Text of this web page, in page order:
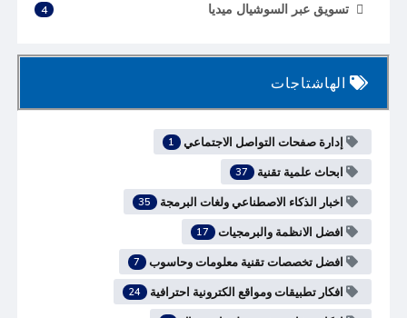
تسويق عبر السوشيال ميديا 4
الهاشتاجات
إدارة صفحات التواصل الاجتماعي 1
ابحاث علمية تقنية 37
اخبار الذكاء الاصطناعي ولغات البرمجة 35
افضل الانظمة والبرمجيات 17
افضل تخصصات تقنية معلومات وحاسوب 7
افكار تطبيقات ومواقع الكترونية احترافية 24